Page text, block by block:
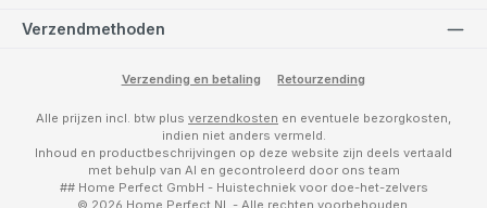
Verzendmethoden
Verzending en betaling Retourzending
Alle prijzen incl. btw plus verzendkosten en eventuele bezorgkosten,
indien niet anders vermeld.
Inhoud en productbeschrijvingen op deze website zijn deels vertaald
met behulp van AI en gecontroleerd door ons team
## Home Perfect GmbH - Huistechniek voor doe-het-zelvers
© 2026 Home Perfect NL - Alle rechten voorbehouden.